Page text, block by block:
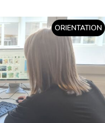
ORIENTATION